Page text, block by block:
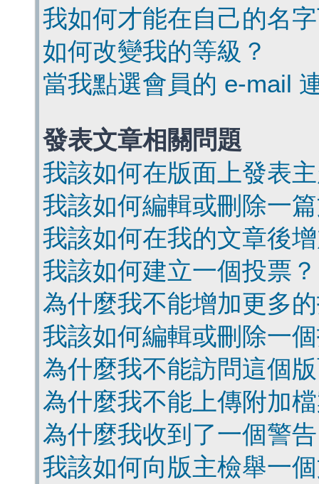
我如何才能在自己的名
如何改變我的等級？
當我點選會員的 e-mail
發表文章相關問題
我該如何在版面上發表
我該如何編輯或刪除一
我該如何在我的文章後
我該如何建立一個投票？
為什麼我不能增加更多
我該如何編輯或刪除一
為什麼我不能訪問這個
為什麼我不能上傳附加
為什麼我收到了一個警
我該如何向版主檢舉一